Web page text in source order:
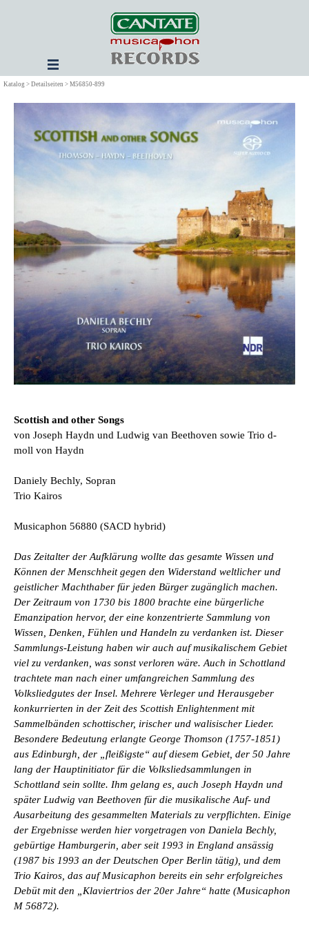
Menü überspringen
Katalog > Detailseiten > M56850-899
Scottish and other Songs
von Joseph Haydn und Ludwig van Beethoven sowie Trio d-
moll von Haydn
Daniely Bechly, Sopran
Trio Kairos
Musicaphon 56880 (SACD hybrid)
Das Zeitalter der Aufklärung wollte das gesamte Wissen und
Können der Menschheit gegen den Widerstand weltlicher und
geistlicher Machthaber für jeden Bürger zugänglich machen.
Der Zeitraum von 1730 bis 1800 brachte eine bürgerliche
Emanzipation hervor, der eine konzentrierte Sammlung von
Wissen, Denken, Fühlen und Handeln zu verdanken ist. Dieser
Sammlungs-Leistung haben wir auch auf musikalischem Gebiet
viel zu verdanken, was sonst verloren wäre. Auch in Schottland
trachtete man nach einer umfangreichen Sammlung des
Volksliedgutes der Insel. Mehrere Verleger und Herausgeber
konkurrierten in der Zeit des Scottish Enlightenment mit
Sammelbänden schottischer, irischer und walisischer Lieder.
Besondere Bedeutung erlangte George Thomson (1757-1851)
aus Edinburgh, der „fleißigste“ auf diesem Gebiet, der 50 Jahre
lang der Hauptinitiator für die Volksliedsammlungen in
Schottland sein sollte. Ihm gelang es, auch Joseph Haydn und
später Ludwig van Beethoven für die musikalische Auf- und
Ausarbeitung des gesammelten Materials zu verpflichten. Einige
der Ergebnisse werden hier vorgetragen von Daniela Bechly,
gebürtige Hamburgerin, aber seit 1993 in England ansässig
(1987 bis 1993 an der Deutschen Oper Berlin tätig), und dem
Trio Kairos, das auf Musicaphon bereits ein sehr erfolgreiches
Debüt mit den „Klaviertrios der 20er Jahre“ hatte (Musicaphon
M 56872).